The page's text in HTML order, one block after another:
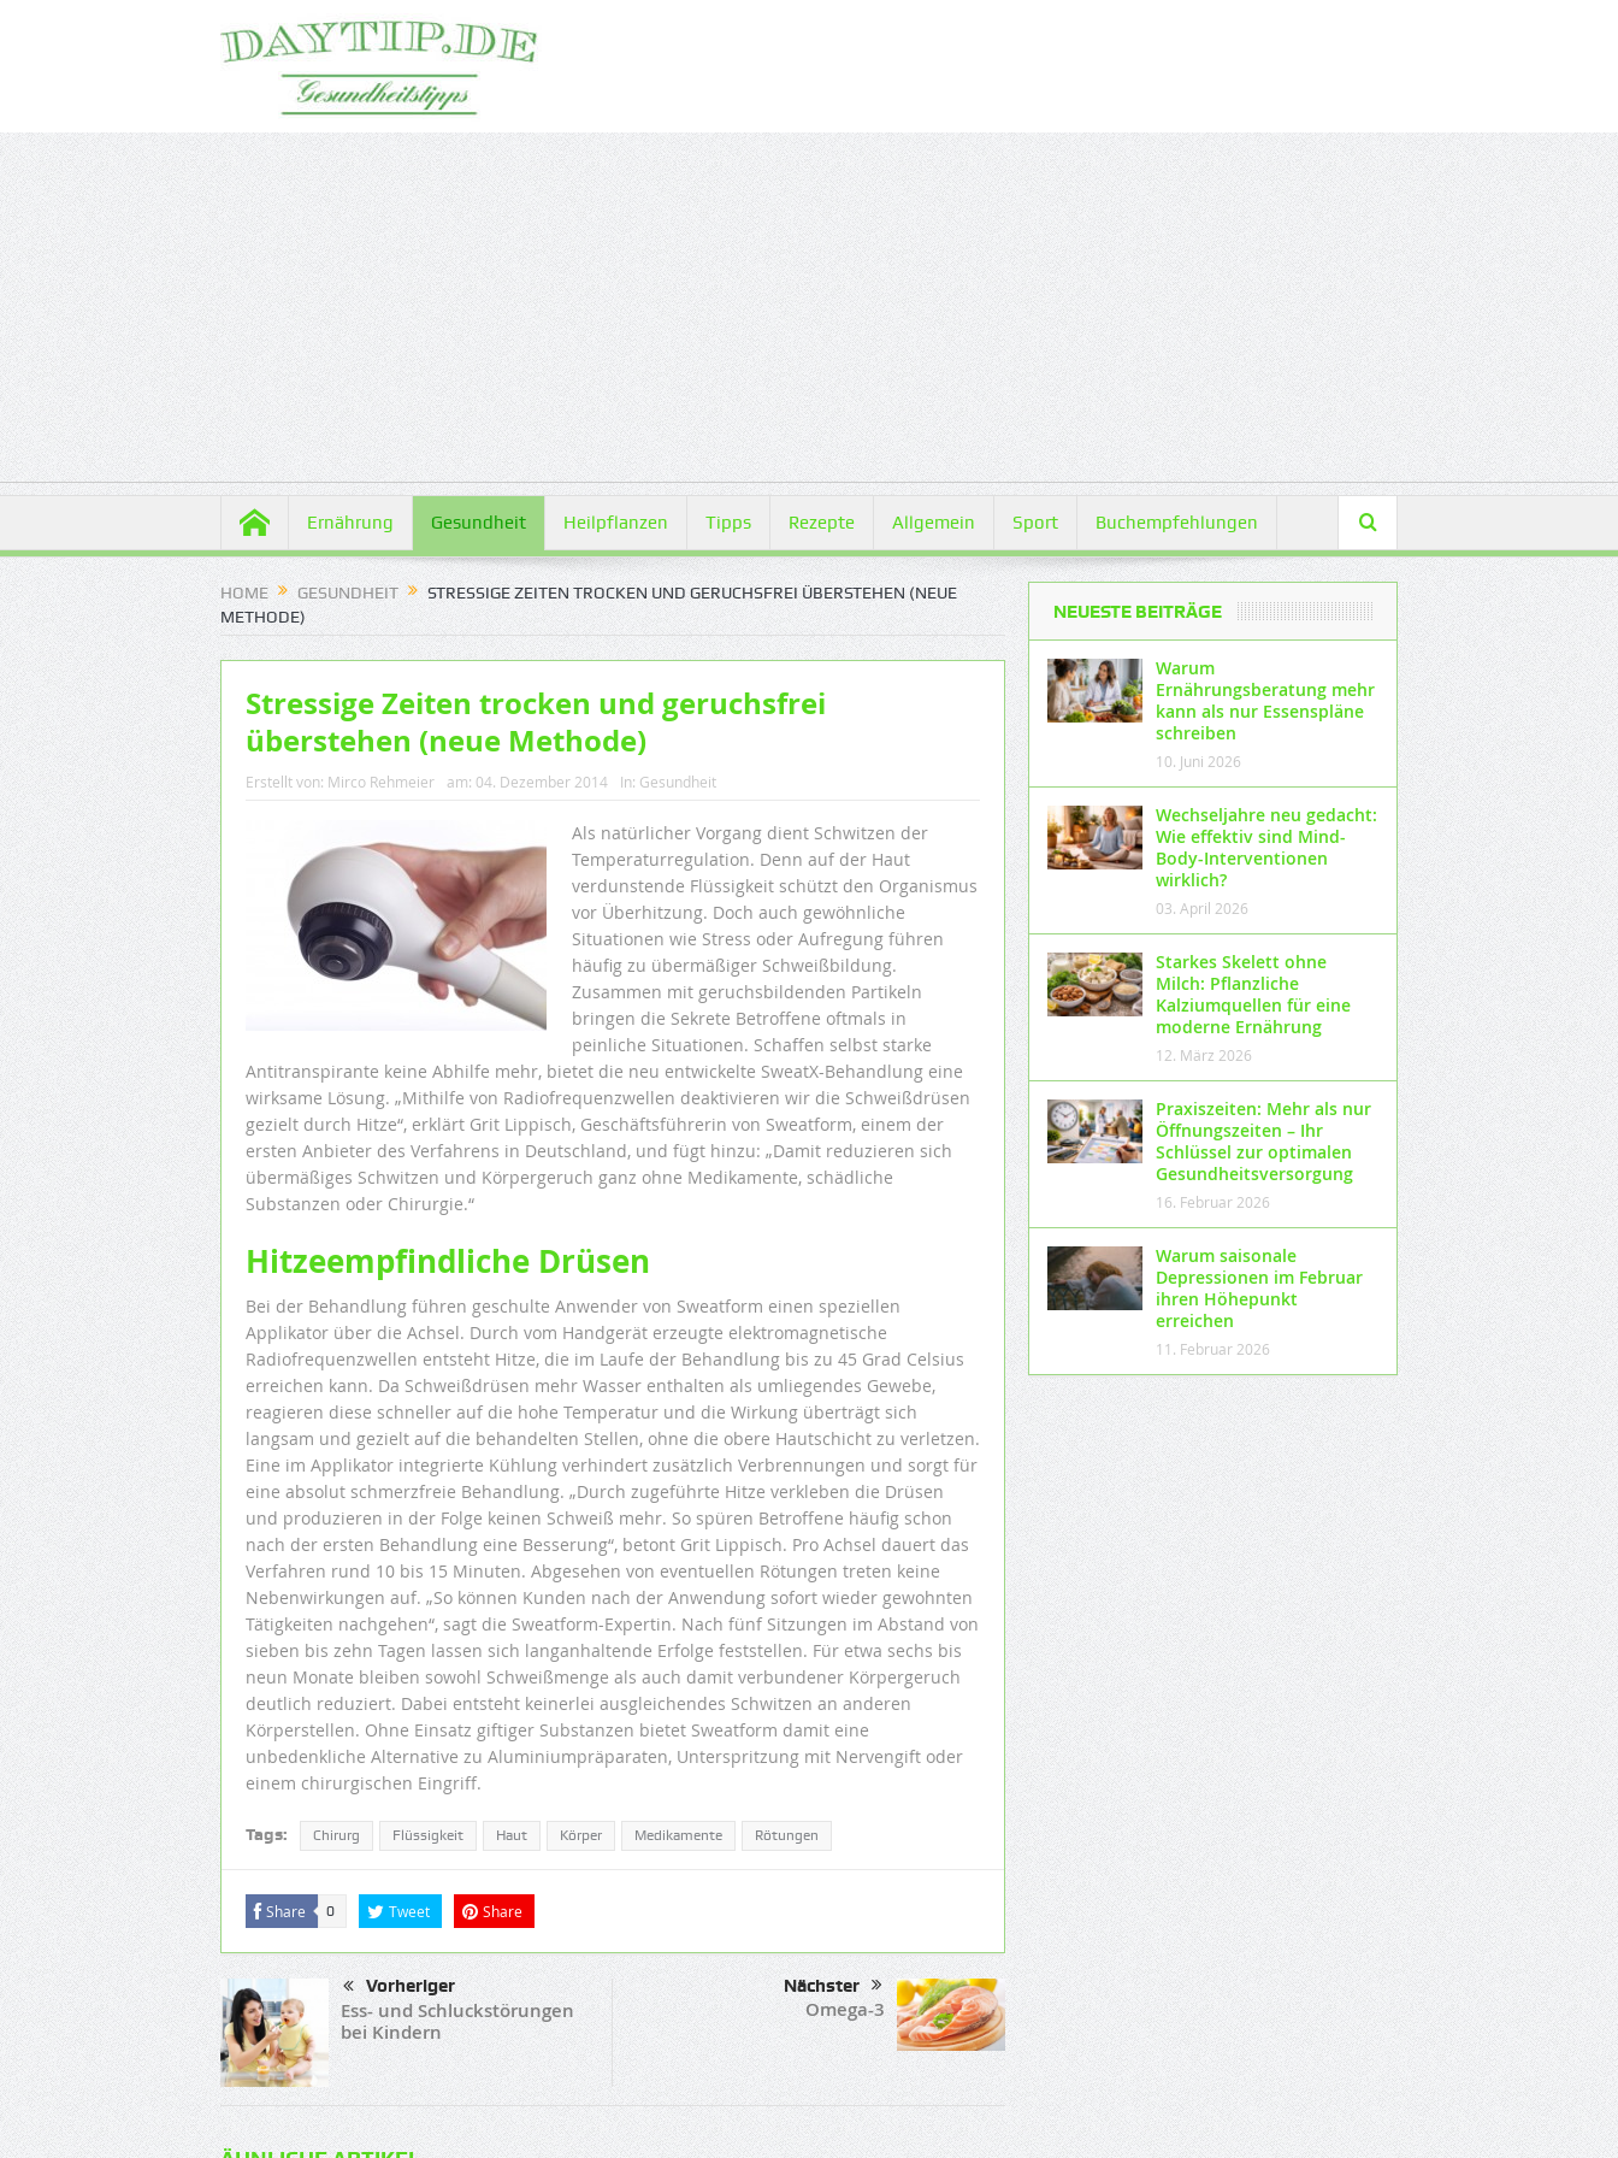
Ernährung Gesundheit Heilpflanzen Tipps Rezepte Allgemein Sport Buchempfehlungen
HOME GESUNDHEIT
STRESSIGE ZEITEN TROCKEN UND GERUCHSFREI ÜBERSTEHEN (NEUE
METHODE)
Stressige Zeiten trocken und geruchsfrei
überstehen (neue Methode)
Erstellt von: Mirco Rehmeier am: 04. Dezember 2014 In: Gesundheit
Als natürlicher Vorgang dient Schwitzen der
Temperaturregulation. Denn auf der Haut
verdunstende Flüssigkeit schützt den Organismus
vor Überhitzung. Doch auch gewöhnliche
Situationen wie Stress oder Aufregung führen
häufig zu übermäßiger Schweißbildung.
Zusammen mit geruchsbildenden Partikeln
bringen die Sekrete Betroffene oftmals in
peinliche Situationen. Schaffen selbst starke
Antitranspirante keine Abhilfe mehr, bietet die neu entwickelte SweatX-Behandlung eine
wirksame Lösung. „Mithilfe von Radiofrequenzwellen deaktivieren wir die Schweißdrüsen
gezielt durch Hitze“, erklärt Grit Lippisch, Geschäftsführerin von Sweatform, einem der
ersten Anbieter des Verfahrens in Deutschland, und fügt hinzu: „Damit reduzieren sich
übermäßiges Schwitzen und Körpergeruch ganz ohne Medikamente, schädliche
Substanzen oder Chirurgie.“
Hitzeempfindliche Drüsen
Bei der Behandlung führen geschulte Anwender von Sweatform einen speziellen
Applikator über die Achsel. Durch vom Handgerät erzeugte elektromagnetische
Radiofrequenzwellen entsteht Hitze, die im Laufe der Behandlung bis zu 45 Grad Celsius
erreichen kann. Da Schweißdrüsen mehr Wasser enthalten als umliegendes Gewebe,
reagieren diese schneller auf die hohe Temperatur und die Wirkung überträgt sich
langsam und gezielt auf die behandelten Stellen, ohne die obere Hautschicht zu verletzen.
Eine im Applikator integrierte Kühlung verhindert zusätzlich Verbrennungen und sorgt für
eine absolut schmerzfreie Behandlung. „Durch zugeführte Hitze verkleben die Drüsen
und produzieren in der Folge keinen Schweiß mehr. So spüren Betroffene häufig schon
nach der ersten Behandlung eine Besserung“, betont Grit Lippisch. Pro Achsel dauert das
Verfahren rund 10 bis 15 Minuten. Abgesehen von eventuellen Rötungen treten keine
Nebenwirkungen auf. „So können Kunden nach der Anwendung sofort wieder gewohnten
Tätigkeiten nachgehen“, sagt die Sweatform-Expertin. Nach fünf Sitzungen im Abstand von
sieben bis zehn Tagen lassen sich langanhaltende Erfolge feststellen. Für etwa sechs bis
neun Monate bleiben sowohl Schweißmenge als auch damit verbundener Körpergeruch
deutlich reduziert. Dabei entsteht keinerlei ausgleichendes Schwitzen an anderen
Körperstellen. Ohne Einsatz giftiger Substanzen bietet Sweatform damit eine
unbedenkliche Alternative zu Aluminiumpräparaten, Unterspritzung mit Nervengift oder
einem chirurgischen Eingriff.
Tags: Chirurg Flüssigkeit Haut Körper Medikamente Rötungen
Share 0 Tweet Share
Vorheriger
Ess- und Schluckstörungen
bei Kindern
Nächster
Omega-3
NEUESTE BEITRÄGE
Warum
Ernährungsberatung mehr
kann als nur Essenspläne
schreiben
10. Juni 2026
Wechseljahre neu gedacht:
Wie effektiv sind Mind-
Body-Interventionen
wirklich?
03. April 2026
Starkes Skelett ohne
Milch: Pflanzliche
Kalziumquellen für eine
moderne Ernährung
12. März 2026
Praxiszeiten: Mehr als nur
Öffnungszeiten – Ihr
Schlüssel zur optimalen
Gesundheitsversorgung
16. Februar 2026
Warum saisonale
Depressionen im Februar
ihren Höhepunkt
erreichen
11. Februar 2026